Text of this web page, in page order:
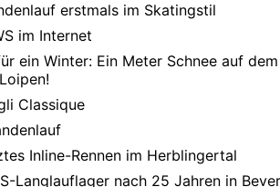
erstmals im Skatingstil
im Internet
ein Winter: Ein Meter Schnee auf
Classique
Inline-Rennen im Herblingertal
Langlauflager nach 25 Jahren in